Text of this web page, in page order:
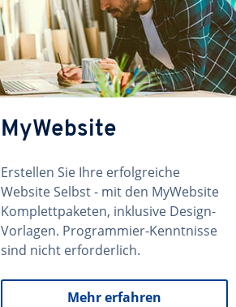
MyWebsite
Erstellen Sie Ihre erfolgreiche
Website Selbst - mit den MyWebsite
Komplettpaketen, inklusive Design-
Vorlagen. Programmier-Kenntnisse
sind nicht erforderlich.
Mehr erfahren